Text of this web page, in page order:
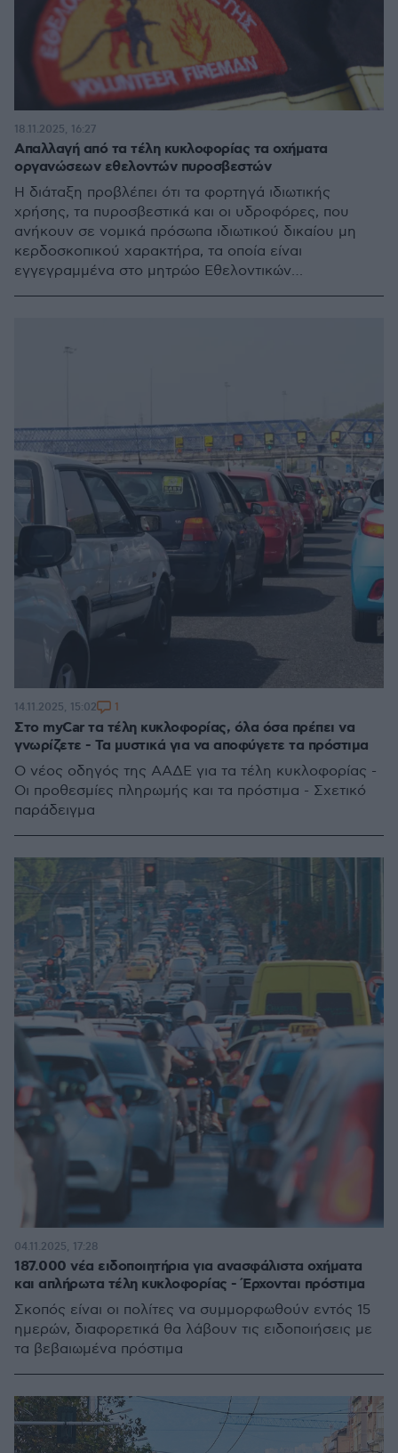
Απαλλαγή από τα τέλη κυκλοφορίας τα οχήματα
οργανώσεων εθελοντών πυροσβεστών
Η διάταξη προβλέπει ότι τα φορτηγά ιδιωτικής
χρήσης, τα πυροσβεστικά και οι υδροφόρες, που
ανήκουν σε νομικά πρόσωπα ιδιωτικού δικαίου μη
κερδοσκοπικού χαρακτήρα, τα οποία είναι
εγγεγραμμένα στο μητρώο Εθελοντικών
18.11.2025, 16:27
Στο myCar τα τέλη κυκλοφορίας, όλα όσα πρέπει να
γνωρίζετε - Τα μυστικά για να αποφύγετε τα πρόστιμα
Ο νέος οδηγός της ΑΑΔΕ για τα τέλη κυκλοφορίας -
Οι προθεσμίες πληρωμής και τα πρόστιμα - Σχετικό
παράδειγμα
14.11.2025, 15:02 1
187.000 νέα ειδοποιητήρια για ανασφάλιστα οχήματα
και απλήρωτα τέλη κυκλοφορίας - Έρχονται πρόστιμα
Σκοπός είναι οι πολίτες να συμμορφωθούν εντός 15
ημερών, διαφορετικά θα λάβουν τις ειδοποιήσεις με
τα βεβαιωμένα πρόστιμα
04.11.2025, 17:28